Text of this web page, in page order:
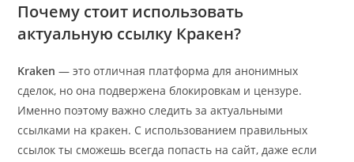
Почему стоит использовать
актуальную ссылку Кракен?
Kraken — это отличная платформа для анонимных
сделок, но она подвержена блокировкам и цензуре.
Именно поэтому важно следить за актуальными
ссылками на кракен. С использованием правильных
ссылок ты сможешь всегда попасть на сайт, даже если